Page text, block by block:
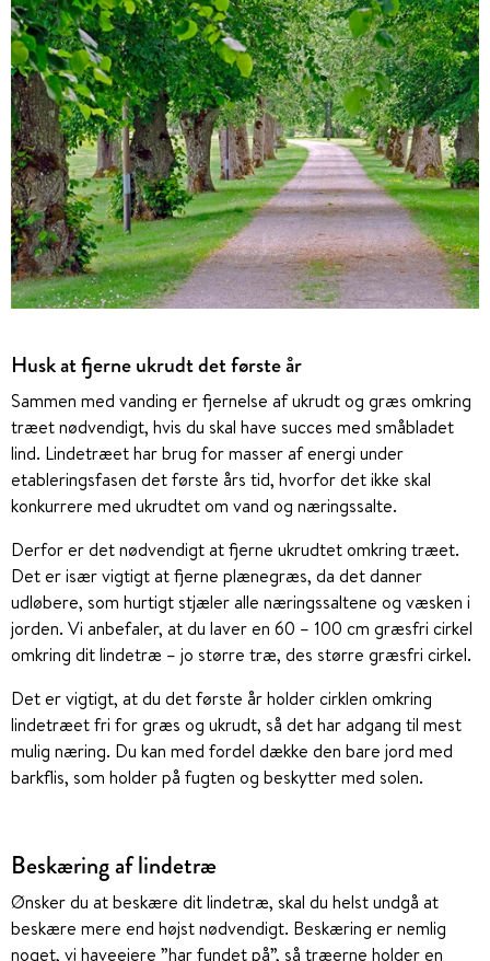
Husk at fjerne ukrudt det første år
Sammen med vanding er fjernelse af ukrudt og græs omkring
træet nødvendigt, hvis du skal have succes med småbladet
lind. Lindetræet har brug for masser af energi under
etableringsfasen det første års tid, hvorfor det ikke skal
konkurrere med ukrudtet om vand og næringssalte.
Derfor er det nødvendigt at fjerne ukrudtet omkring træet.
Det er især vigtigt at fjerne plænegræs, da det danner
udløbere, som hurtigt stjæler alle næringssaltene og væsken i
jorden. Vi anbefaler, at du laver en 60 – 100 cm græsfri cirkel
omkring dit lindetræ – jo større træ, des større græsfri cirkel.
Det er vigtigt, at du det første år holder cirklen omkring
lindetræet fri for græs og ukrudt, så det har adgang til mest
mulig næring. Du kan med fordel dække den bare jord med
barkflis, som holder på fugten og beskytter med solen.
Beskæring af lindetræ
Ønsker du at beskære dit lindetræ, skal du helst undgå at
beskære mere end højst nødvendigt. Beskæring er nemlig
noget, vi haveejere ”har fundet på”, så træerne holder en